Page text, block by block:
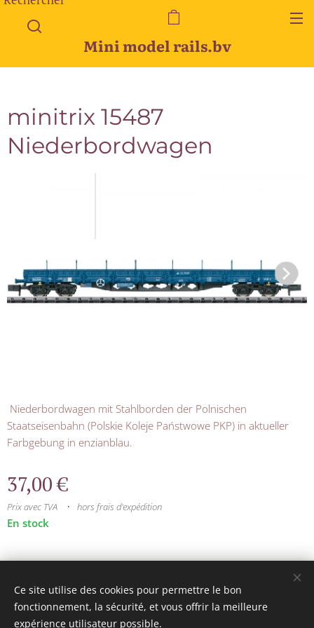
Mini model rails.bv
minitrix 15487
Niederbordwagen
Niederbordwagen mit Stahlborden der Polnischen
Staatseisenbahn (Polskie Koleje Państwowe PKP) in aktueller
Farbgebung in enzianblau.
37,00€
Prix avec TVA hors frais d'expédition
En stock
mini model rails
Ce site utilise des cookies pour permettre le bon
fonctionnement, la sécurité, et vous offrir la meilleure
expérience utilisateur possible.